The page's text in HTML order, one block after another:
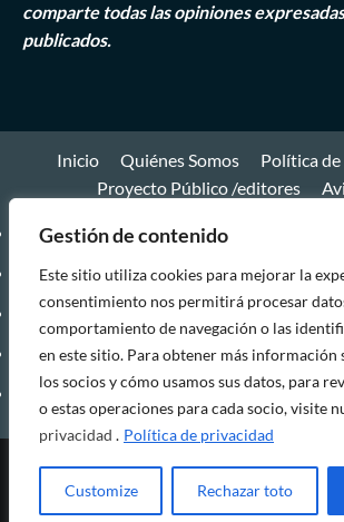
Gestión de contenido
Este sitio utiliza cookies para mejorar la
consentimiento nos permitirá procesar
comportamiento de navegación o las
en este sitio. Para obtener más información
los socios y cómo usamos sus datos, para
o estas operaciones para cada socio, visite
privacidad . Política de privacidad
Customize Rechazar toto
comparte todas las opiniones
publicados.
Inicio Quiénes Somos
Política
Proyecto Público /editores
Inicio
Quiénes
Somos
Política
privacidad
Proyecto
Público
/editores
Aviso
legal
Esta publicación tiene una licencia
CoverNewspor AF